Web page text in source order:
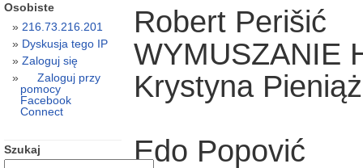
Robert Perišić
WYMUSZANIE
Krystyna
Edo Popović
Osobiste
216.73.216.201
Dyskusja tego IP
Zaloguj się
Zaloguj przy
pomocy
Facebook
Connect
Szukaj